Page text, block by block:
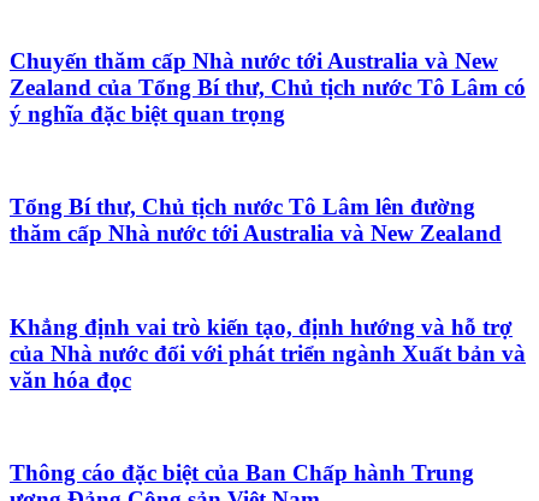
Chuyến thăm cấp Nhà nước tới Australia và New
Zealand của Tổng Bí thư, Chủ tịch nước Tô Lâm có
ý nghĩa đặc biệt quan trọng
Tổng Bí thư, Chủ tịch nước Tô Lâm lên đường
thăm cấp Nhà nước tới Australia và New Zealand
Khẳng định vai trò kiến tạo, định hướng và hỗ trợ
của Nhà nước đối với phát triển ngành Xuất bản và
văn hóa đọc
Thông cáo đặc biệt của Ban Chấp hành Trung